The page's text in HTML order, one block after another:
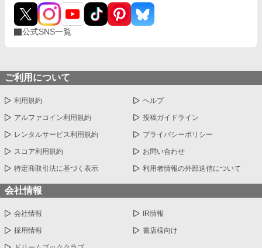
公式SNS一覧
ご利用について
利用規約 ヘルプ
アルファコイン利用規約 投稿ガイドライン
レンタルサービス利用規約 プライバシーポリシー
スコア利用規約 お問い合わせ
特定商取引法に基づく表示 利用者情報の外部送信について
会社情報
会社情報 IR情報
採用情報 書店様向け